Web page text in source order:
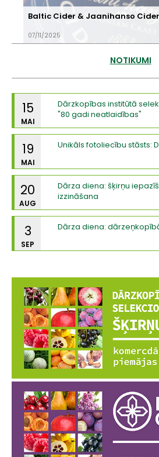
Baltic Cider & Jaanihanso
07/11/2025
NOTIKUMI
Dārzkopības institūtā
"80 gadi neatlaidības"
15
MAI
Unikāls fotoliecību stāsts:
19
MAI
Dārza diena: šķirņu
izzināšana
20
AUG
Dārza diena:
3
SEP